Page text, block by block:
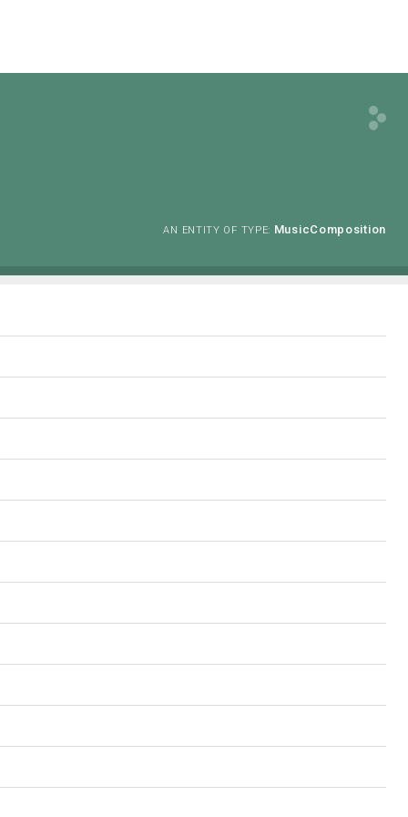
AN ENTITY OF TYPE: MusicComposition